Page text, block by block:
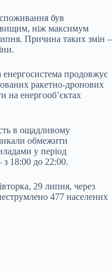
був
вищим, ніж максимум
Причина таких змін –
продовжує
ракетно-дронових
на енергооб’єктах
в ощадливому
обмежити
у період
з 18:00 до 22:00.
29 липня, через
477 населених